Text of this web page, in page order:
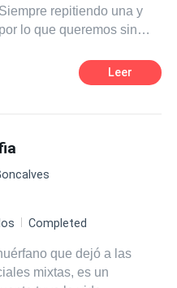
repitiendo una y
lo que queremos sin
a un avión para ir al otro
eso que tanto anhelaba.
gustos, pero sobre
había escrito y leído: el
Leer
Completed
que dejó a las
mixtas, es un